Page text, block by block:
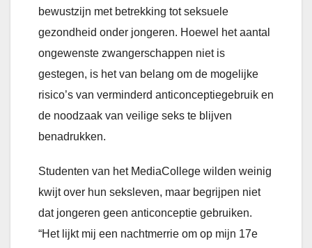
bewustzijn met betrekking tot seksuele
gezondheid onder jongeren. Hoewel het aantal
ongewenste zwangerschappen niet is
gestegen, is het van belang om de mogelijke
risico’s van verminderd anticonceptiegebruik en
de noodzaak van veilige seks te blijven
benadrukken.
Studenten van het MediaCollege wilden weinig
kwijt over hun seksleven, maar begrijpen niet
dat jongeren geen anticonceptie gebruiken.
“Het lijkt mij een nachtmerrie om op mijn 17e